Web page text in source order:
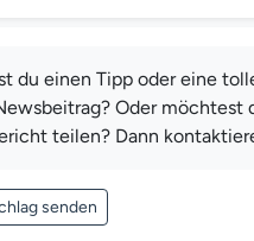
du einen Tipp oder eine
Oder möchtest
teilen? Dann
senden